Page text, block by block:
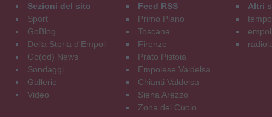
Sezioni del sito
Sport
GoBlog
Della Storia d'Empoli
Go(od) News
Sondaggi
Gallerie
Video
Feed RSS
Primo Piano
Toscana
Firenze
Prato Pistoia
Empolese Valdelsa
Chianti Valdelsa
Siena Arezzo
Zona del Cuoio
Altri